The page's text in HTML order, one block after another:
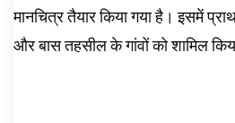
मानचित्र तैयार किया गया है। इसमें
और बास तहसील के गांवों को शामिल